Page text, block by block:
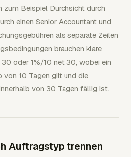
zum Beispiel Durchsicht durch
einen Senior Accountant und
als separate Zeilen
brauchen klare
oder 1%/10 net 30, wobei ein
von 10 Tagen gilt und die
von 30 Tagen fällig ist.
Auftragstyp trennen